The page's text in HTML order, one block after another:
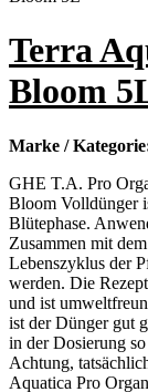
Terra
Bloom
Marke /
GHE T.A. Pro
Bloom Volldünger
Blütephase.
Zusammen mit
Lebenszyklus der
werden. Die
und ist
ist der Dünger gut
in der Dosierung
Achtung,
Aquatica Pro